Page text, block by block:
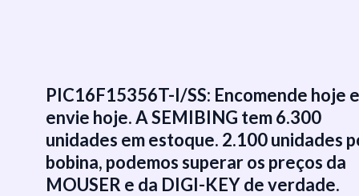
PIC16F15356T-I/SS: Encomende hoje e
envie hoje. A SEMIBING tem 6.300
unidades em estoque. 2.100 unidades
bobina, podemos superar os preços da
MOUSER e da DIGI-KEY de verdade.